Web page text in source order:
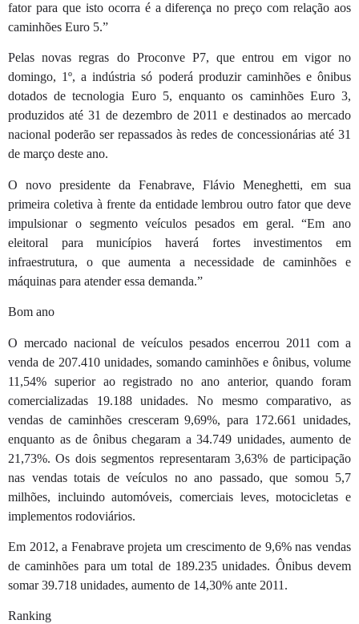
fator para que isto ocorra é a diferença no preço com relação aos
caminhões Euro 5.”
Pelas novas regras do Proconve P7, que entrou em vigor no
domingo, 1º, a indústria só poderá produzir caminhões e ônibus
dotados de tecnologia Euro 5, enquanto os caminhões Euro 3,
produzidos até 31 de dezembro de 2011 e destinados ao mercado
nacional poderão ser repassados às redes de concessionárias até 31
de março deste ano.
O novo presidente da Fenabrave, Flávio Meneghetti, em sua
primeira coletiva à frente da entidade lembrou outro fator que deve
impulsionar o segmento veículos pesados em geral. “Em ano
eleitoral para municípios haverá fortes investimentos em
infraestrutura, o que aumenta a necessidade de caminhões e
máquinas para atender essa demanda.”
Bom ano
O mercado nacional de veículos pesados encerrou 2011 com a
venda de 207.410 unidades, somando caminhões e ônibus, volume
11,54% superior ao registrado no ano anterior, quando foram
comercializadas 19.188 unidades. No mesmo comparativo, as
vendas de caminhões cresceram 9,69%, para 172.661 unidades,
enquanto as de ônibus chegaram a 34.749 unidades, aumento de
21,73%. Os dois segmentos representaram 3,63% de participação
nas vendas totais de veículos no ano passado, que somou 5,7
milhões, incluindo automóveis, comerciais leves, motocicletas e
implementos rodoviários.
Em 2012, a Fenabrave projeta um crescimento de 9,6% nas vendas
de caminhões para um total de 189.235 unidades. Ônibus devem
somar 39.718 unidades, aumento de 14,30% ante 2011.
Ranking